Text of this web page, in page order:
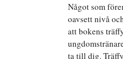
Något som
oavsett nivå
att bokens
ta till dig.